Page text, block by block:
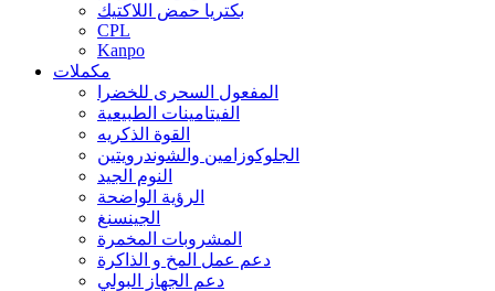
بكتريا حمض اللاكتيك
CPL
Kanpo
مكملات
المفعول السحرى للخضرا
الفيتامينات الطبيعية
القوة الذكريه
الجلوكوزامين والشوندرويتين
النوم الجيد
الرؤية الواضحة
الجينسنغ
المشروبات المخمرة
دعم عمل المخ و الذاكرة
دعم الجهاز البولي